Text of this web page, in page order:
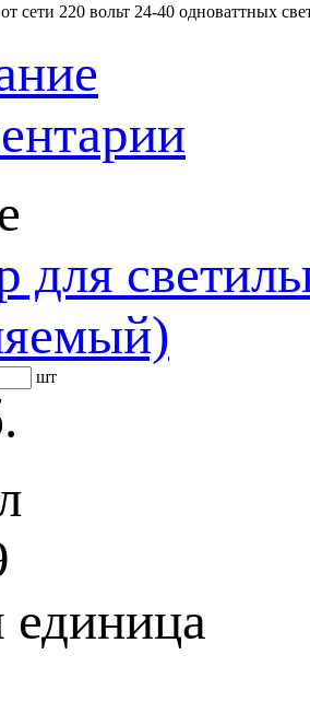
сети 220 вольт 24-40 одноваттных
для
шт
единица